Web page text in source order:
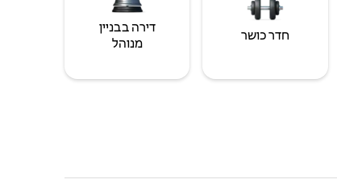
חדר כושר
דירה בבניין
מנוהל